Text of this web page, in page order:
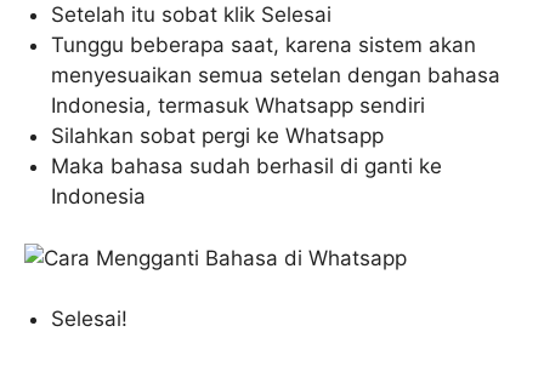
Setelah itu sobat klik Selesai
Tunggu beberapa saat, karena sistem akan
menyesuaikan semua setelan dengan bahasa
Indonesia, termasuk Whatsapp sendiri
Silahkan sobat pergi ke Whatsapp
Maka bahasa sudah berhasil di ganti ke
Indonesia
Selesai!